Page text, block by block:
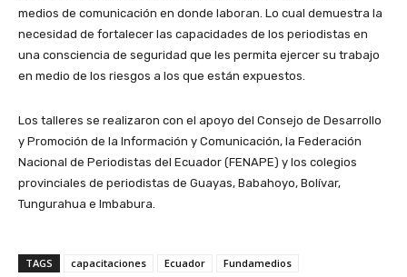
medios de comunicación en donde laboran. Lo cual demuestra la
necesidad de fortalecer las capacidades de los periodistas en
una consciencia de seguridad que les permita ejercer su trabajo
en medio de los riesgos a los que están expuestos.
Los talleres se realizaron con el apoyo del Consejo de Desarrollo
y Promoción de la Información y Comunicación, la Federación
Nacional de Periodistas del Ecuador (FENAPE) y los colegios
provinciales de periodistas de Guayas, Babahoyo, Bolívar,
Tungurahua e Imbabura.
TAGS capacitaciones Ecuador Fundamedios